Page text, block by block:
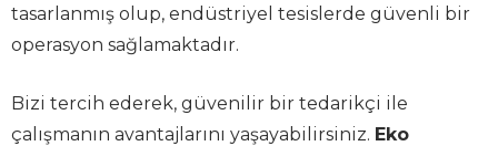
tasarlanmış olup, endüstriyel tesislerde güvenli bir
operasyon sağlamaktadır.
Bizi tercih ederek, güvenilir bir tedarikçi ile
çalışmanın avantajlarını yaşayabilirsiniz. Eko